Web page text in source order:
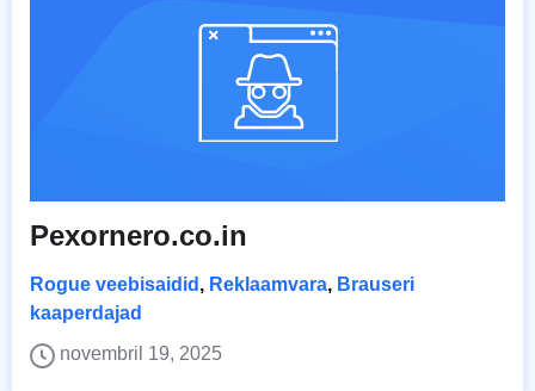
Pexornero.co.in
Rogue veebisaidid , Reklaamvara, Brauseri
kaaperdajad
novembril 19, 2025